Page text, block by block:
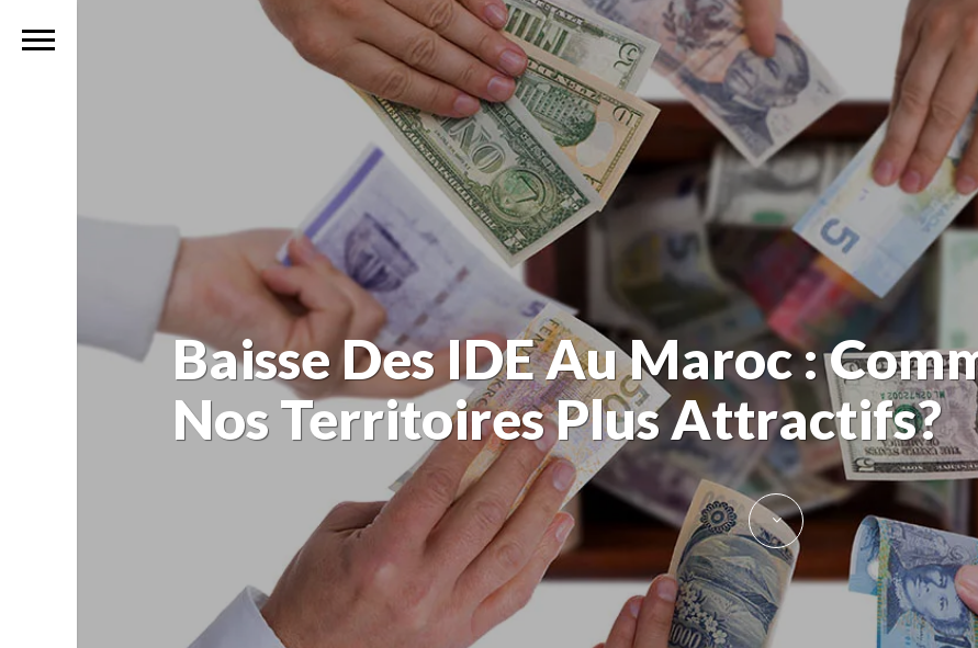
Baisse Des IDE Au Maroc :
Nos Territoires Plus Attractifs?